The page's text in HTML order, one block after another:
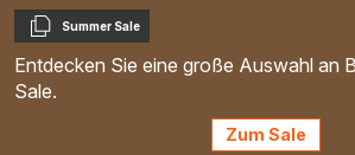
Kopieren
Summer Sale
Entdecken Sie eine große Auswahl an
Sale.
Zum Sale